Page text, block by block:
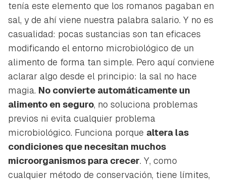
tenía este elemento que los romanos pagaban en
sal, y de ahí viene nuestra palabra salario. Y no es
casualidad: pocas sustancias son tan eficaces
modificando el entorno microbiológico de un
alimento de forma tan simple. Pero aquí conviene
aclarar algo desde el principio: la sal no hace
magia. No convierte automáticamente un
alimento en seguro, no soluciona problemas
previos ni evita cualquier problema
microbiológico. Funciona porque altera las
condiciones que necesitan muchos
microorganismos para crecer. Y, como
cualquier método de conservación, tiene límites,